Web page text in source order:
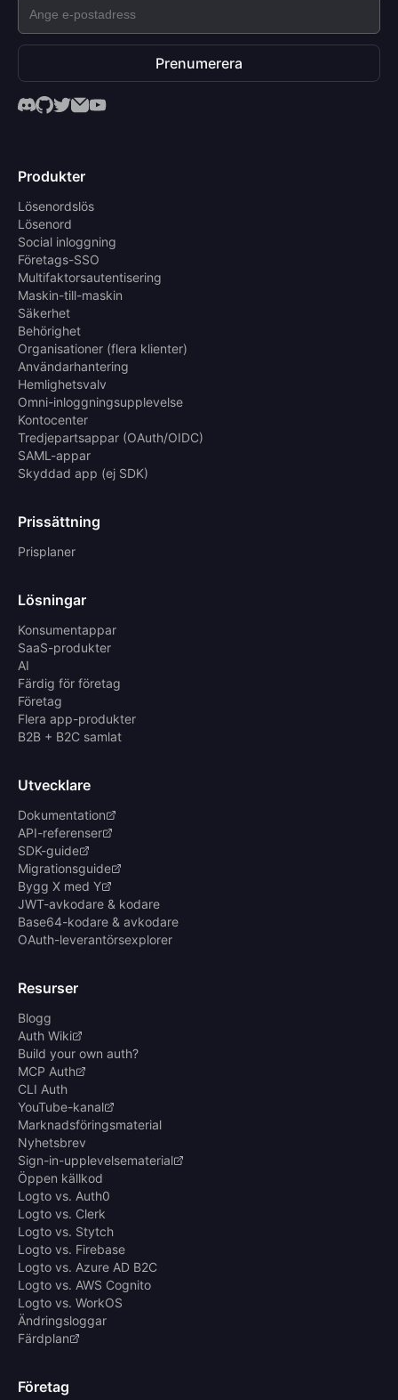
Prenumerera
Produkter
Lösenordslös
Lösenord
Social inloggning
Företags-SSO
Multifaktorsautentisering
Maskin-till-maskin
Säkerhet
Behörighet
Organisationer (flera klienter)
Användarhantering
Hemlighetsvalv
Omni-inloggningsupplevelse
Kontocenter
Tredjepartsappar (OAuth/OIDC)
SAML-appar
Skyddad app (ej SDK)
Prissättning
Prisplaner
Lösningar
Konsumentappar
SaaS-produkter
AI
Färdig för företag
Företag
Flera app-produkter
B2B + B2C samlat
Utvecklare
Dokumentation
API-referenser
SDK-guide
Migrationsguide
Bygg X med Y
JWT-avkodare & kodare
Base64-kodare & avkodare
OAuth-leverantörsexplorer
Resurser
Blogg
Auth Wiki
Build your own auth?
MCP Auth
CLI Auth
YouTube-kanal
Marknadsföringsmaterial
Nyhetsbrev
Sign-in-upplevelsematerial
Öppen källkod
Logto vs. Auth0
Logto vs. Clerk
Logto vs. Stytch
Logto vs. Firebase
Logto vs. Azure AD B2C
Logto vs. AWS Cognito
Logto vs. WorkOS
Ändringsloggar
Färdplan
Företag